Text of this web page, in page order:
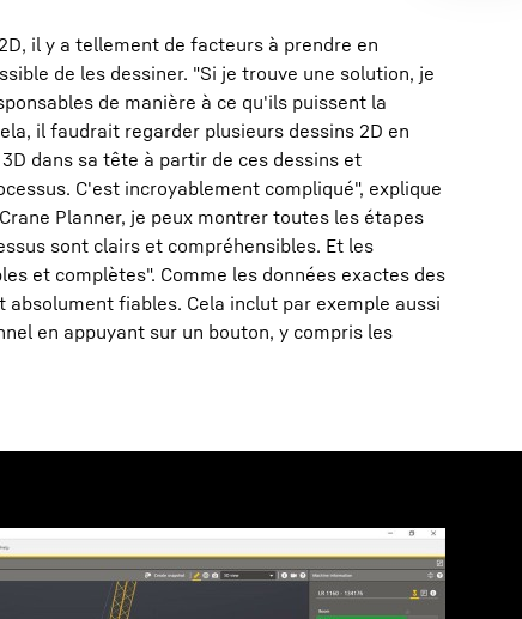
il y a tellement de facteurs à prendre en
de les dessiner. "Si je trouve une solution, je
de manière à ce qu'ils puissent la
il faudrait regarder plusieurs dessins 2D en
dans sa tête à partir de ces dessins et
C'est incroyablement compliqué", explique
Planner, je peux montrer toutes les étapes
sont clairs et compréhensibles. Et les
et complètes". Comme les données exactes des
fiables. Cela inclut par exemple aussi
en appuyant sur un bouton, y compris les